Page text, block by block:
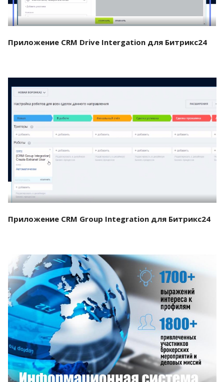
Приложение CRM Drive Intergation для Битрикс24
Смотреть проект
Приложение CRM Group Integration для Битрикс24
Смотреть проект